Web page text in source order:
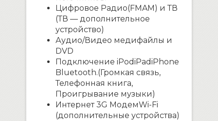
Цифровое Радио(FMAM) и ТВ
(ТВ — дополнительное
устройство)
Аудио/Видео медифайлы и
DVD
Подключение iPodiPadiPhone
Bluetooth.(Громкая связь,
Телефонная книга,
Проигрывание музыки)
Интернет 3G МодемWi-Fi
(дополнительные устройства)